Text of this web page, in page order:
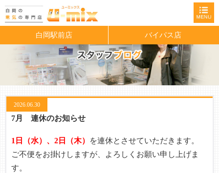
白岡駅前店 バイパス店
2026.06.30
7月 連休のお知らせ
1日（水）、2日（木）
を連休とさせていただきます。
ご不便をお掛けしますが、よろしくお願い申し上げま
す。